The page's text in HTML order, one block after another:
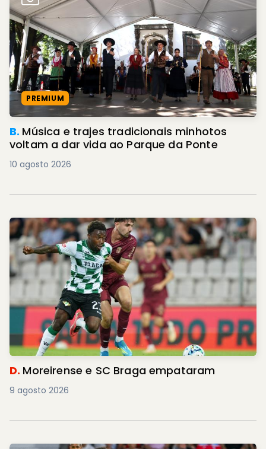
PREMIUM
B. Música e trajes tradicionais minhotos
voltam a dar vida ao Parque da Ponte
10 agosto 2026
D. Moreirense e SC Braga empataram
9 agosto 2026